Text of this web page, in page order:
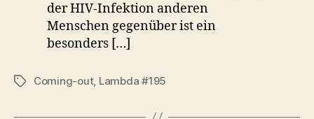
der HIV-Infektion anderen
Menschen gegenüber ist ein
besonders […]
Schlagwörter
Coming-out, Lambda #195